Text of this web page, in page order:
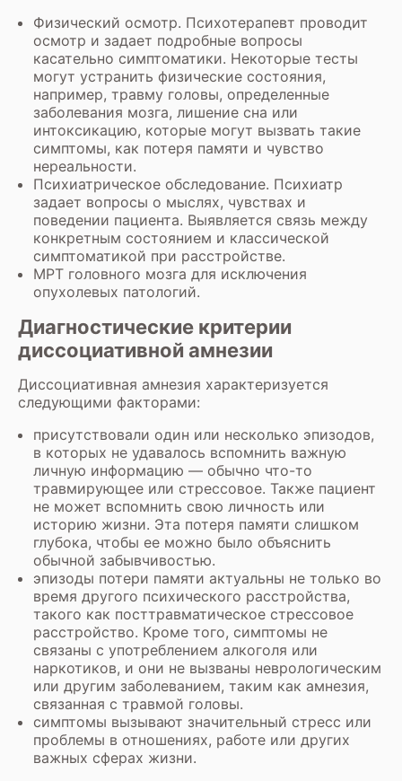
Физический осмотр. Психотерапевт проводит
осмотр и задает подробные вопросы
касательно симптоматики. Некоторые тесты
могут устранить физические состояния,
например, травму головы, определенные
заболевания мозга, лишение сна или
интоксикацию, которые могут вызвать такие
симптомы, как потеря памяти и чувство
нереальности.
Психиатрическое обследование. Психиатр
задает вопросы о мыслях, чувствах и
поведении пациента. Выявляется связь между
конкретным состоянием и классической
симптоматикой при расстройстве.
МРТ головного мозга для исключения
опухолевых патологий.
Диагностические критерии
диссоциативной амнезии
Диссоциативная амнезия характеризуется
следующими факторами:
присутствовали один или несколько эпизодов,
в которых не удавалось вспомнить важную
личную информацию — обычно что-то
травмирующее или стрессовое. Также пациент
не может вспомнить свою личность или
историю жизни. Эта потеря памяти слишком
глубока, чтобы ее можно было объяснить
обычной забывчивостью.
эпизоды потери памяти актуальны не только во
время другого психического расстройства,
такого как посттравматическое стрессовое
расстройство. Кроме того, симптомы не
связаны с употреблением алкоголя или
наркотиков, и они не вызваны неврологическим
или другим заболеванием, таким как амнезия,
связанная с травмой головы.
симптомы вызывают значительный стресс или
проблемы в отношениях, работе или других
важных сферах жизни.